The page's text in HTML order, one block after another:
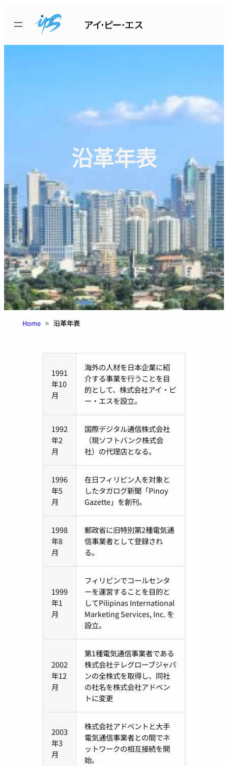
ス
沿革年表
Home > 沿革年表
1991
年10
月
海外の人材を日本企業に紹
介する事業を行うことを目
的として、株式会社アイ・ピ
ー・エスを設立。
1992
年2
月
国際デジタル通信株式会社
（現ソフトバンク株式会
社）の代理店となる。
1996
年5
月
在日フィリピン人を対象と
したタガログ新聞「Pinoy
Gazette」を創刊。
1998
年8
月
郵政省に旧特別第2種電気通
信事業者として登録され
る。
1999
年1
月
フィリピンでコールセンタ
ーを運営することを目的と
してPilipinas International
Marketing Services, Inc. を
設立。
2002
年12
月
第1種電気通信事業者である
株式会社テレグローブジャパ
ンの全株式を取得し、同社
の社名を株式会社アドベン
トに変更
2003
年3
月
株式会社アドベントと大手
電気通信事業者との間でネ
ットワークの相互接続を開
始。